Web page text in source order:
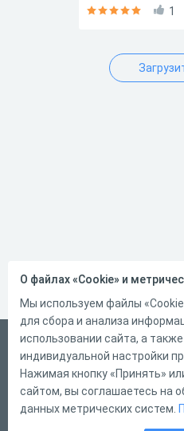
1
Русский
Справка
Форма обратной связи
О файлах «Cookie» и
Мы используем файлы
для сбора и анализа
использовании сайта, а
индивидуальной настройки
Нажимая кнопку «Принять»
сайтом, вы соглашаетесь на
данных метрических систем.